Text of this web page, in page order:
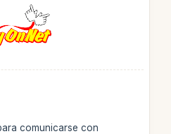
comunicarse con